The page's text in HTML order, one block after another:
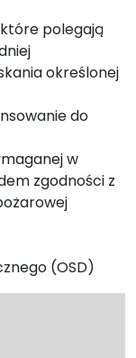
polegają
określonej
do
w
zgodności z
(OSD)